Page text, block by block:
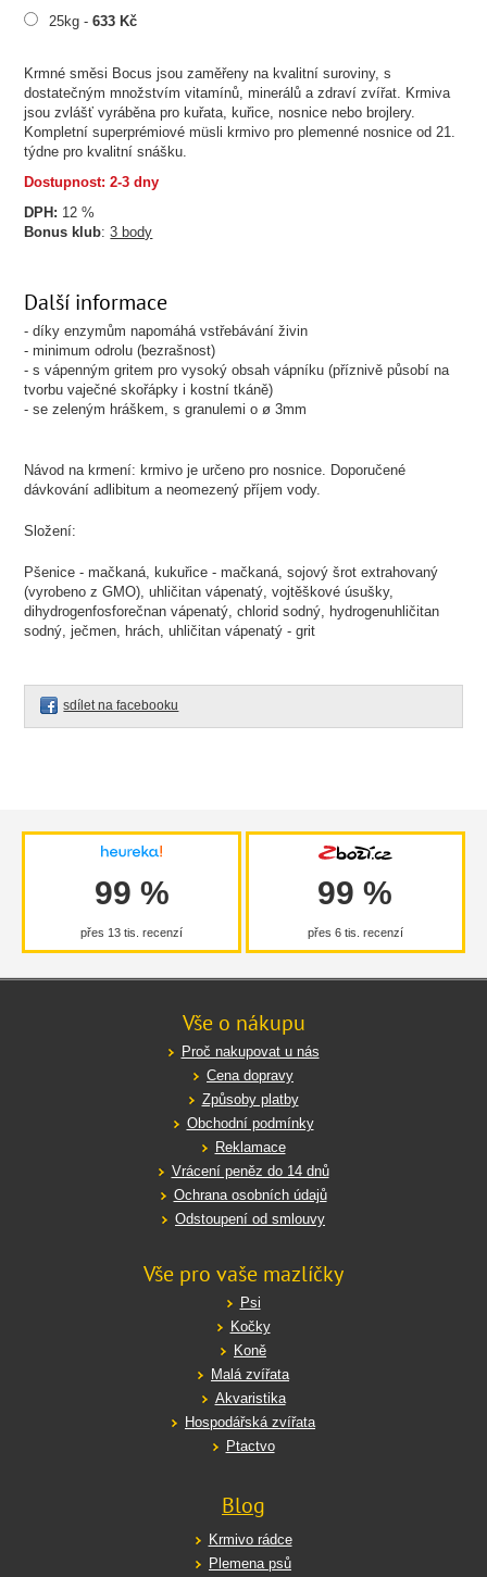
Krmné směsi Bocus jsou zaměřeny na kvalitní suroviny, s
dostatečným množstvím vitamínů, minerálů a zdraví zvířat. Krmiva
jsou zvlášť vyráběna pro kuřata, kuřice, nosnice nebo brojlery.
Kompletní superprémiové müsli krmivo pro plemenné nosnice od 21.
týdne pro kvalitní snášku.
Dostupnost: 2-3 dny
DPH: 12 %
Bonus klub:3 body
25kg -633 Kč
Další informace
- díky enzymům napomáhá vstřebávání živin
- minimum odrolu (bezrašnost)
- s vápenným gritem pro vysoký obsah vápníku (příznivě působí na
tvorbu vaječné skořápky i kostní tkáně)
- se zeleným hráškem, s granulemi o ø 3mm
Návod na krmení: krmivo je určeno pro nosnice. Doporučené
dávkování adlibitum a neomezený příjem vody.
Složení:
Pšenice - mačkaná, kukuřice - mačkaná, sojový šrot extrahovaný
(vyrobeno z GMO), uhličitan vápenatý, vojtěškové úsušky,
dihydrogenfosforečnan vápenatý, chlorid sodný, hydrogenuhličitan
sodný, ječmen, hrách, uhličitan vápenatý - grit
sdílet na facebooku
99 %
přes 13 tis. recenzí
99 %
přes 6 tis. recenzí
Vše o nákupu
Proč nakupovat u nás
Cena dopravy
Způsoby platby
Obchodní podmínky
Reklamace
Vrácení peněz do 14 dnů
Ochrana osobních údajů
Odstoupení od smlouvy
Vše pro vaše mazlíčky
Psi
Kočky
Koně
Malá zvířata
Akvaristika
Hospodářská zvířata
Ptactvo
Blog
Krmivo rádce
Plemena psů